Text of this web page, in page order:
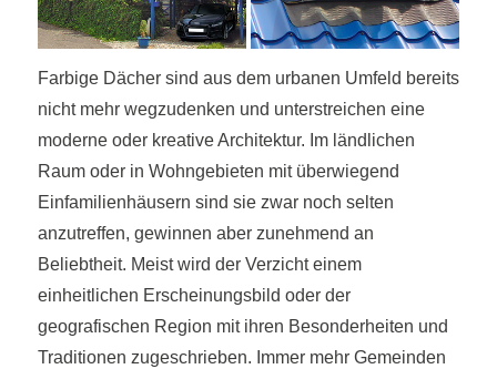
Farbige Dächer sind aus dem urbanen Umfeld bereits
nicht mehr wegzudenken und unterstreichen eine
moderne oder kreative Architektur. Im ländlichen
Raum oder in Wohngebieten mit überwiegend
Einfamilienhäusern sind sie zwar noch selten
anzutreffen, gewinnen aber zunehmend an
Beliebtheit. Meist wird der Verzicht einem
einheitlichen Erscheinungsbild oder der
geografischen Region mit ihren Besonderheiten und
Traditionen zugeschrieben. Immer mehr Gemeinden